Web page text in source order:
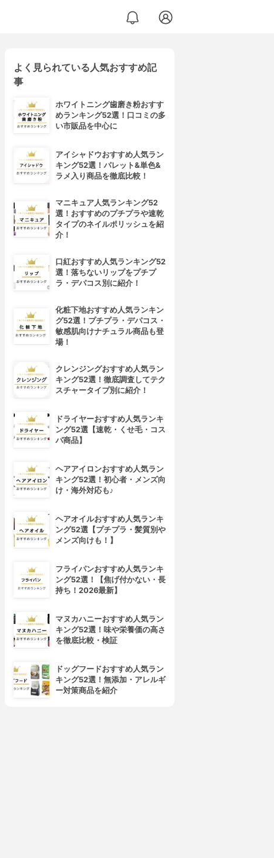
フレイスラボ
フレイスラボ FLAIS LABO ホ
LANCOME(ランコム)
よく見られている人気おすすめ記
事
ホワイトニング歯磨き粉おすす
めランキング52選！口コミの多
い市販品を中心に
アイシャドウおすすめ人気ラン
キング52選！パレット&単色&
ラメ入り商品を徹底比較！
マニキュア人気ランキング52
選！おすすめのプチプラや速乾
タイプのネイルポリッシュを紹
介！
口紅おすすめ人気ランキング52
選！落ちないリップをプチプ
ラ・デパコス別に紹介！
化粧下地おすすめ人気ランキン
グ52選！プチプラ・デパコス・
敏感肌向けナチュラル商品も登
場！
クレンジングおすすめ人気ラン
キング52選！徹底調査してテク
スチャータイプ別に紹介！
ドライヤーおすすめ人気ランキ
ング52選【速乾・くせ毛・コス
パ商品】
ヘアアイロンおすすめ人気ラン
キング52選！初心者・メンズ向
け・海外対応も♪
ヘアオイルおすすめ人気ランキ
ング52選【プチプラ・髪質別や
メンズ向けも！】
フライパンおすすめ人気ランキ
ング52選！【焦げ付かない・長
持ち！2026最新】
マヌカハニーおすすめ人気ラン
キング52選！味や栄養価の高さ
を徹底比較・検証
ドッグフードおすすめ人気ラン
キング52選！無添加・アレルギ
ー対策商品を紹介